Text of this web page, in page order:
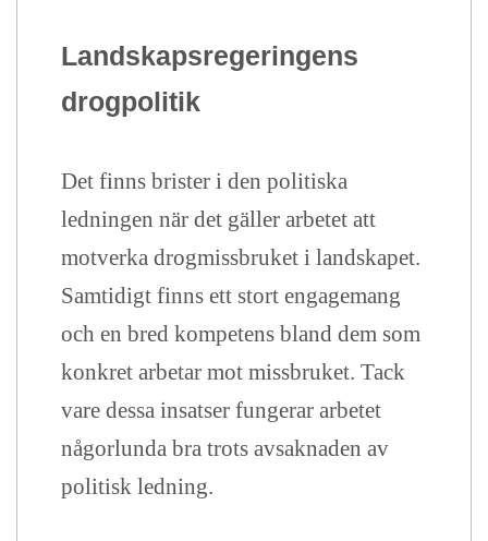
Landskapsregeringens
drogpolitik
Det finns brister i den politiska
ledningen när det gäller arbetet att
motverka drogmissbruket i landskapet.
Samtidigt finns ett stort engagemang
och en bred kompetens bland dem som
konkret arbetar mot missbruket. Tack
vare dessa insatser fungerar arbetet
någorlunda bra trots avsaknaden av
politisk ledning.